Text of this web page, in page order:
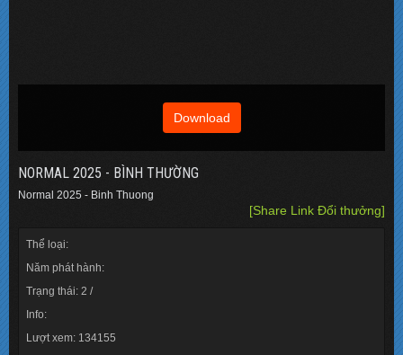
Download
NORMAL 2025 - BÌNH THƯỜNG
Normal 2025 - Binh Thuong
[Share Link Đổi thưởng]
Thể loại:
Năm phát hành:
Trạng thái: 2 /
Info:
Lượt xem: 134155